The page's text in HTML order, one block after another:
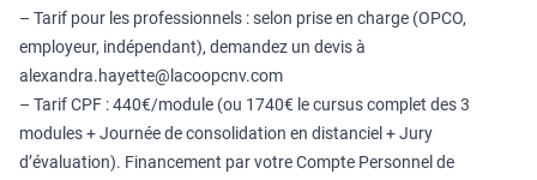
– Tarif pour les professionnels : selon prise en charge (OPCO,
employeur, indépendant), demandez un devis à
alexandra.hayette@lacoopcnv.com
– Tarif CPF : 440€/module (ou 1740€ le cursus complet des 3
modules + Journée de consolidation en distanciel + Jury
d’évaluation). Financement par votre Compte Personnel de